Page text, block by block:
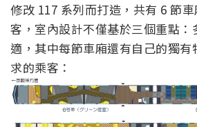
修改 117 系列而打造，共有 6 節
客，室內設計不僅基於三個重點：
適，其中每節車廂還有自己的獨有
求的乘客：